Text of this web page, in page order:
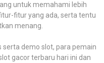
untuk memahami lebih
fitur yang ada, serta tentu
menang.
serta demo slot, para pemain
gacor terbaru hari ini dan